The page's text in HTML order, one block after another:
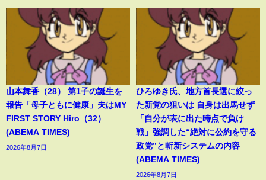
山本舞香（28） 第1子の誕生を
報告「母子ともに健康」夫はMY
FIRST STORY Hiro（32）
(ABEMA TIMES)
2026年8月7日
ひろゆき氏、地方首長選に絞っ
た新党の狙いは 自身は出馬せず
「自分が表に出た時点で負け
戦」強調した“絶対に公約を守る
政党”と斬新システムの内容
(ABEMA TIMES)
2026年8月7日